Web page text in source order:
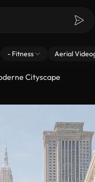
- Fitness Aerial
Cityscape